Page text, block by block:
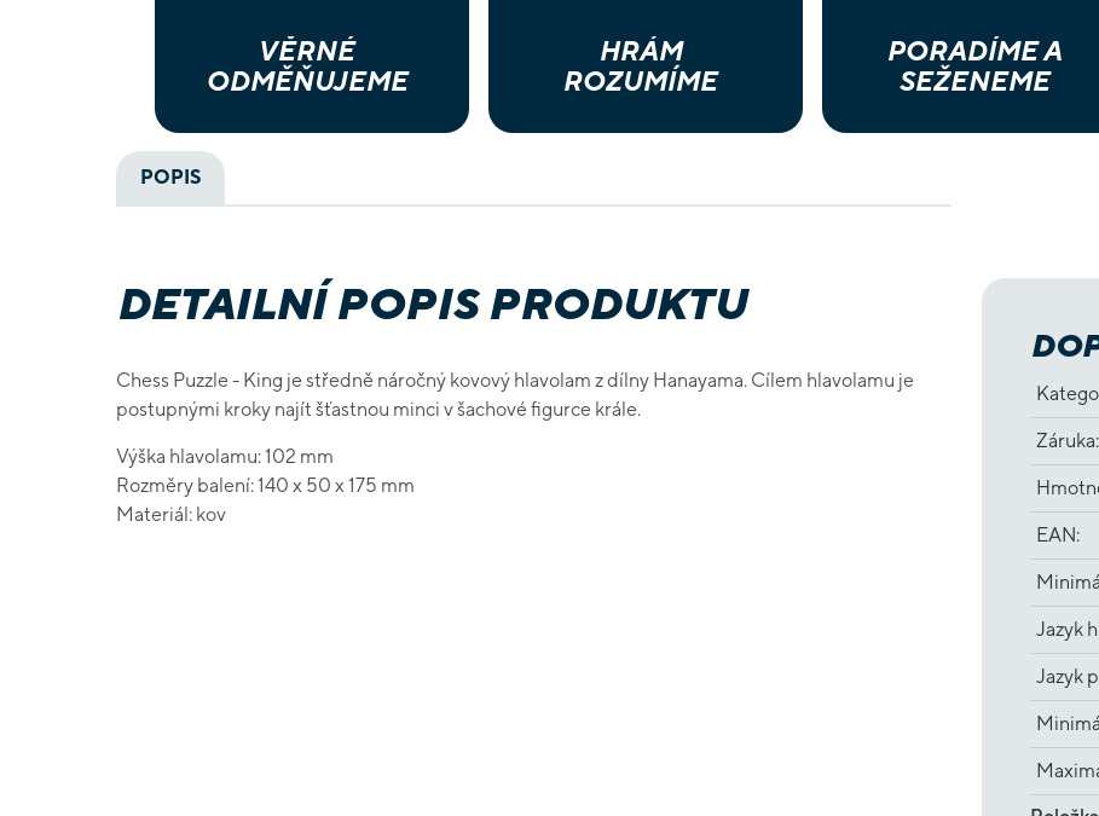
VĚRNÉ
ODMĚŇUJEME
HRÁM
ROZUMÍME
PORADÍME A
SEŽENEME
POPIS
DETAILNÍ POPIS PRODUKTU
Chess Puzzle - King je středně náročný kovový hlavolam z dílny Hanayama. Cílem hlavolamu je
postupnými kroky najít šťastnou minci v šachové figurce krále.
Výška hlavolamu: 102 mm
Rozměry balení: 140 x 50 x 175 mm
Materiál: kov
Záruka:
EAN:
Jazyk
Jazyk